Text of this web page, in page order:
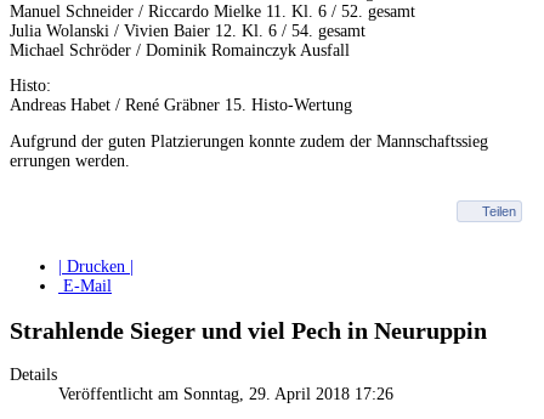
Manuel Schneider / Riccardo Mielke 11. Kl. 6 / 52. gesamt
Julia Wolanski / Vivien Baier 12. Kl. 6 / 54. gesamt
Michael Schröder / Dominik Romainczyk Ausfall
Histo:
Andreas Habet / René Gräbner 15. Histo-Wertung
Aufgrund der guten Platzierungen konnte zudem der Mannschaftssieg
errungen werden.
Teilen
| Drucken |
E-Mail
Strahlende Sieger und viel Pech in Neuruppin
Details
Veröffentlicht am Sonntag, 29. April 2018 17:26